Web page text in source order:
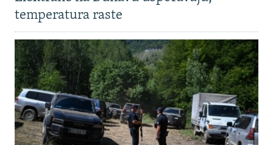
temperatura raste